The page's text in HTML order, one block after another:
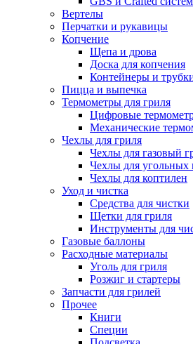
Вертелы
Перчатки и рукавицы
Копчение
Щепа и дрова
Доска для копчения
Контейнеры и
Пицца и выпечка
Термометры для гриля
Цифровые
Механические
Чехлы для гриля
Чехлы для газовый
Чехлы для угольных
Чехлы для коптилен
Уход и чистка
Средства для чистки
Щетки для гриля
Инструменты для
Газовые баллоны
Расходные материалы
Уголь для гриля
Розжиг и стартеры
Запчасти для грилей
Прочее
Книги
Специи